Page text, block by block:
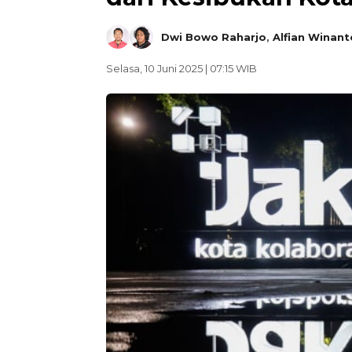
Dwi Bowo Raharjo, Alfian
Selasa, 10 Juni 2025 | 07:15 WIB